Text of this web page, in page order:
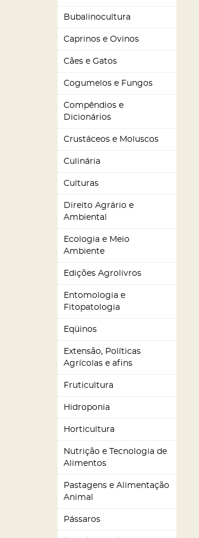
Bubalinocultura
Caprinos e Ovinos
Cães e Gatos
Cogumelos e Fungos
Compêndios e
Dicionários
Crustáceos e Moluscos
Culinária
Culturas
Direito Agrário e
Ambiental
Ecologia e Meio
Ambiente
Edições Agrolivros
Entomologia e
Fitopatologia
Eqüinos
Extensão, Políticas
Agrícolas e afins
Fruticultura
Hidroponia
Horticultura
Nutrição e Tecnologia de
Alimentos
Pastagens e Alimentação
Animal
Pássaros